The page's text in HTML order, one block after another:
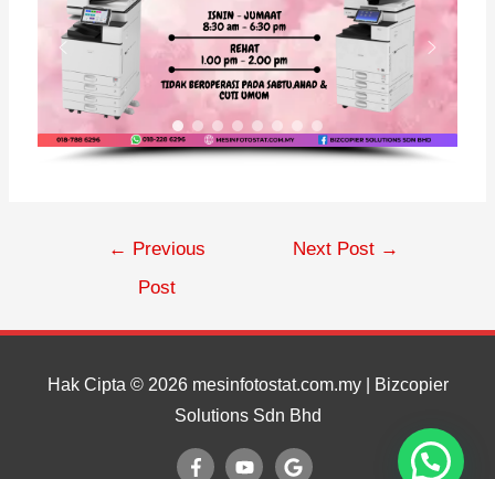
← Previous
Post
Next Post →
Hak Cipta © 2026 mesinfotostat.com.my| Bizcopier
Solutions Sdn Bhd